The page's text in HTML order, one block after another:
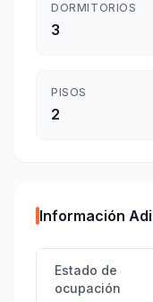
DORMITORIOS
3
PISOS
2
Información
Estado de
ocupación